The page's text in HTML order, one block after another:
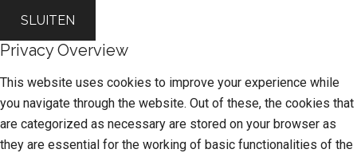
SLUITEN
Privacy Overview
This website uses cookies to improve your experience while
you navigate through the website. Out of these, the cookies that
are categorized as necessary are stored on your browser as
they are essential for the working of basic functionalities of the